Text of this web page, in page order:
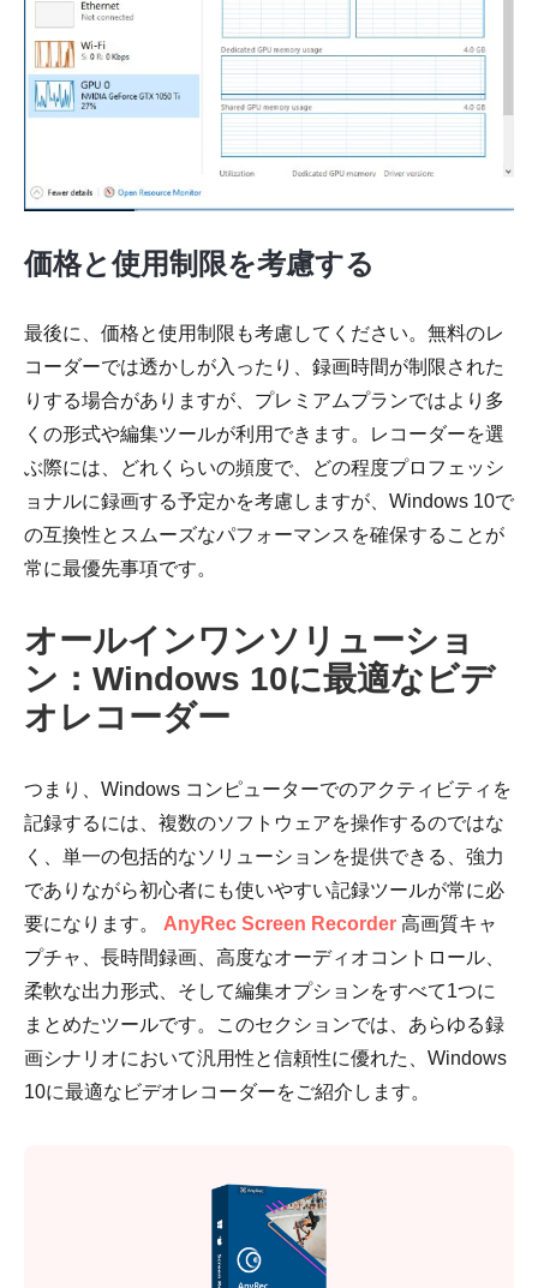
価格と使用制限を考慮する
最後に、価格と使用制限も考慮してください。無料のレ
コーダーでは透かしが入ったり、録画時間が制限された
りする場合がありますが、プレミアムプランではより多
くの形式や編集ツールが利用できます。レコーダーを選
ぶ際には、どれくらいの頻度で、どの程度プロフェッシ
ョナルに録画する予定かを考慮しますが、Windows 10で
の互換性とスムーズなパフォーマンスを確保することが
常に最優先事項です。
オールインワンソリューショ
ン：Windows 10に最適なビデ
オレコーダー
つまり、Windows コンピューターでのアクティビティを
記録するには、複数のソフトウェアを操作するのではな
く、単一の包括的なソリューションを提供できる、強力
でありながら初心者にも使いやすい記録ツールが常に必
要になります。 AnyRec Screen Recorder 高画質キャ
プチャ、長時間録画、高度なオーディオコントロール、
柔軟な出力形式、そして編集オプションをすべて1つに
まとめたツールです。このセクションでは、あらゆる録
画シナリオにおいて汎用性と信頼性に優れた、Windows
10に最適なビデオレコーダーをご紹介します。